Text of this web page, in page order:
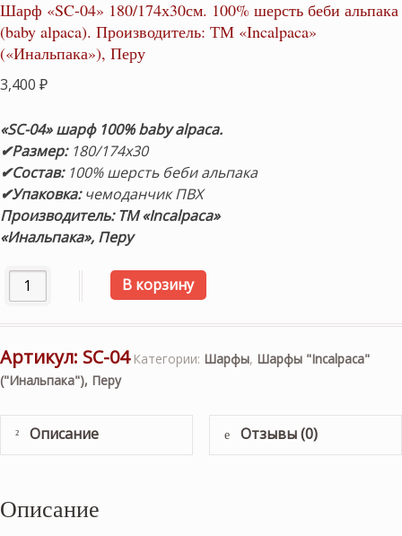
Шарф «SC-04» 180/174х30см. 100% шерсть беби альпака
(baby alpaca). Производитель: ТМ «Incalpaca»
(«Инальпака»), Перу
3,400 ₽
«SC-04» шарф 100% baby alpaca.
✔Размер:180/174х30
✔Состав:100% шерсть беби альпака
✔Упаковка:чемоданчик ПВХ
Производитель: ТМ «Incalpaca»
«Инальпака», Перу
Количество товара Шарф «SC-04» 180/174х30см. 100%
В корзину
Артикул: SC-04 Категории: Шарфы, Шарфы "Incalpaca"
("Инальпака"), Перу
Описание Отзывы (0)
Описание